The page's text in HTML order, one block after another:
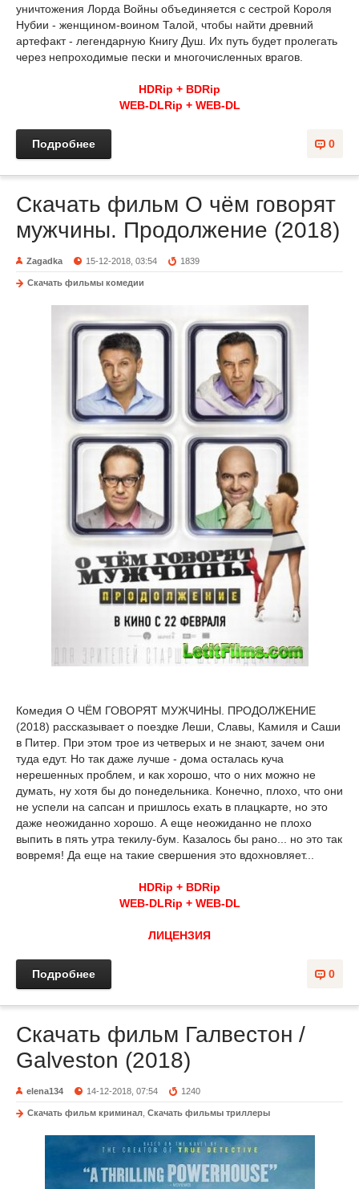
уничтожения Лорда Войны объединяется с сестрой Короля
Нубии - женщином-воином Талой, чтобы найти древний
артефакт - легендарную Книгу Душ. Их путь будет пролегать
через непроходимые пески и многочисленных врагов.
HDRip + BDRip
WEB-DLRip + WEB-DL
0
Подробнее
Скачать фильм О чём говорят
мужчины. Продолжение (2018)
Zagadka 15-12-2018, 03:54 1839
Скачать фильмы комедии
Комедия О ЧЁМ ГОВОРЯТ МУЖЧИНЫ. ПРОДОЛЖЕНИЕ
(2018) рассказывает о поездке Леши, Славы, Камиля и Саши
в Питер. При этом трое из четверых и не знают, зачем они
туда едут. Но так даже лучше - дома осталась куча
нерешенных проблем, и как хорошо, что о них можно не
думать, ну хотя бы до понедельника. Конечно, плохо, что они
не успели на сапсан и пришлось ехать в плацкарте, но это
даже неожиданно хорошо. А еще неожиданно не плохо
выпить в пять утра текилу-бум. Казалось бы рано... но это так
вовремя! Да еще на такие свершения это вдохновляет...
HDRip + BDRip
WEB-DLRip + WEB-DL
ЛИЦЕНЗИЯ
0
Подробнее
Скачать фильм Галвестон /
Galveston (2018)
elena134 14-12-2018, 07:54 1240
Скачать фильм криминал Скачать фильмы триллеры